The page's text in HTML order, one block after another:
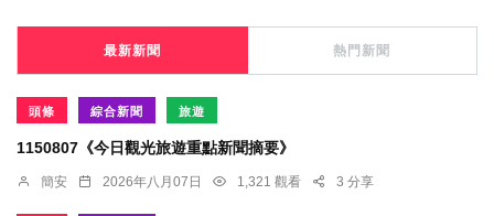
最新新聞 熱門新聞
頭條 綜合新聞 旅遊
1150807《今日觀光旅遊重點新聞摘要》
簡安 2026年八月07日 1,321 觀看 3 分享